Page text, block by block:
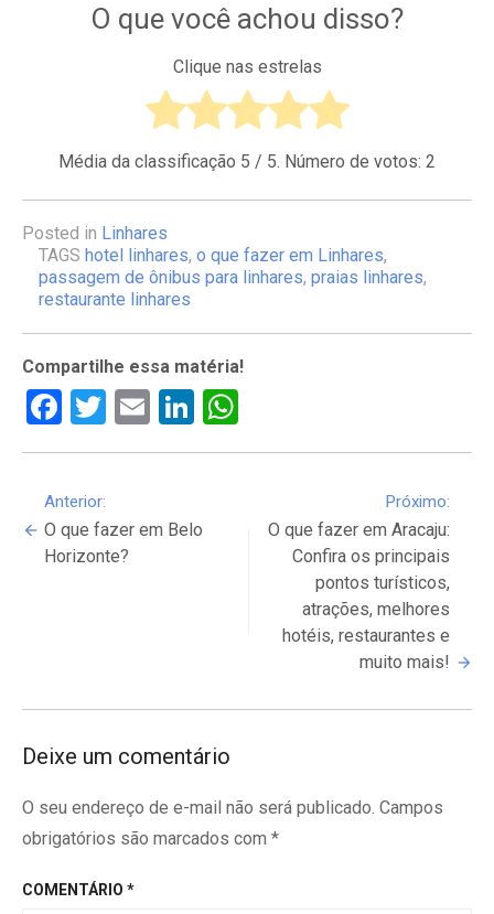
O que você achou disso?
Clique nas estrelas
Média da classificação 5 / 5. Número de votos: 2
Posted in Linhares
TAGS hotel linhares, o que fazer em Linhares,
passagem de ônibus para linhares, praias linhares,
restaurante linhares
Compartilhe essa matéria!
Facebook
Twitter
EmailLinkedIn
Continue
Reading
Anterior:
O que fazer em Belo
Horizonte?
Próximo:
O que fazer em Aracaju:
Confira os principais
pontos turísticos,
atrações, melhores
hotéis, restaurantes e
muito mais!
Deixe um comentário
O seu endereço de e-mail não será publicado. Campos
obrigatórios são marcados com *
COMENTÁRIO *